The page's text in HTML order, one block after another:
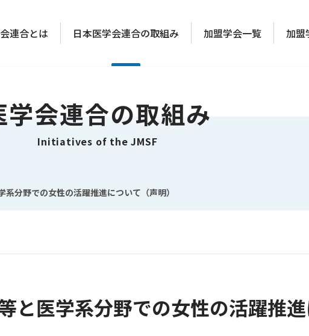
連合とは 日本医学会連合の取組み 加盟学会一覧 加盟
学会連合の取組み
Initiatives of the JMSF
分野での女性の活躍推進について（声明）
と医学系分野での女性の活躍推